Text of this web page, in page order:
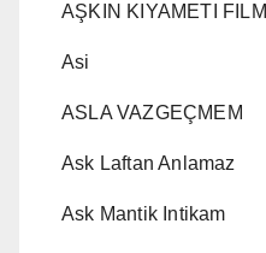
AŞKIN KIYAMETI FILM
Asi
ASLA VAZGEÇMEM
Ask Laftan Anlamaz
Ask Mantik Intikam